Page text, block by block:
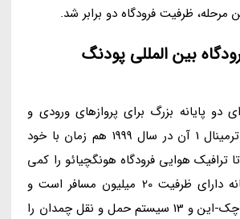
مرحله، ظرفیت فرودگاه دو برابر شد.
بین المللی پودنگ
دو پایانه بزرگ برای پروازهای ورودی و
خروجی می باشد. ترمینال 1 آن در سال 1999 هم زمان با خود
ترافیک هوایی فرودگاه هونگچیائو را کمی
سبک کند. این پایانه دارای ظرفیت 20 میلیون مسافر است و
28 گیت، 204 باجه چک-این و 13 سیستم حمل و نقل چمدان را